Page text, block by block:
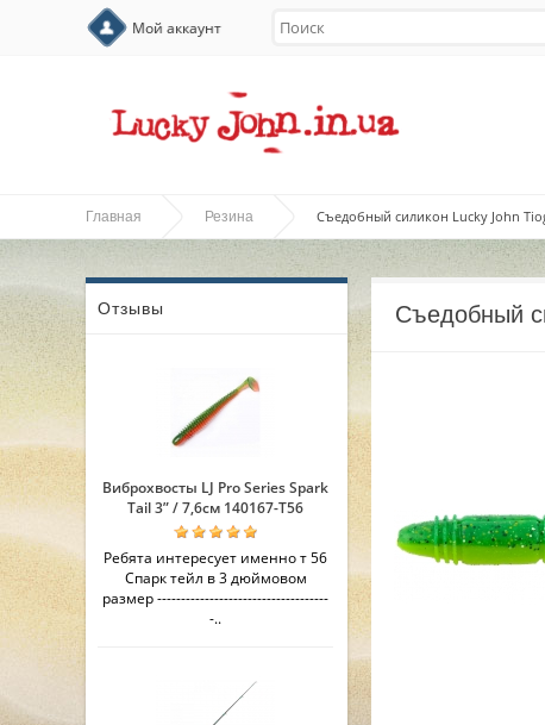
Мой аккаунт
Главная Резина Съедобный силикон Lucky John
Отзывы
Виброхвосты LJ Pro Series Spark
Tail 3” / 7,6см 140167-T56
Ребята интересует именно т 56
Спарк тейл в 3 дюймовом
размер ------------------------------------
-..
Съедобный